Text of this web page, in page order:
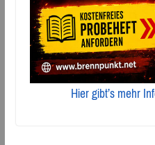
Hier gibt’s mehr